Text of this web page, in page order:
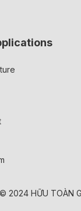
2024 HỮU TOÀN